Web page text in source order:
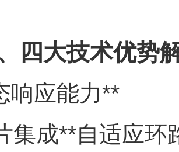
四大技术优势
响应能力**
集成**自适应环